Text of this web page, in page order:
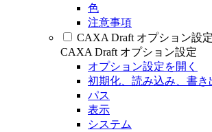
色
注意事項
CAXA Draft オプション設定
CAXA Draft オプション設定
オプション設定を開く
初期化、読み込み、書き
パス
表示
システム